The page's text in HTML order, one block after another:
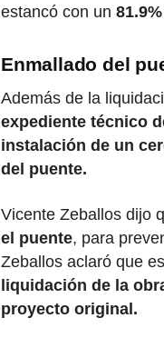
estancó con un
Enmallado del
Además de la
expediente técnico
instalación de un
del puente.
Vicente Zeballos dijo
el puente, para
Zeballos aclaró que
liquidación de la
proyecto original.